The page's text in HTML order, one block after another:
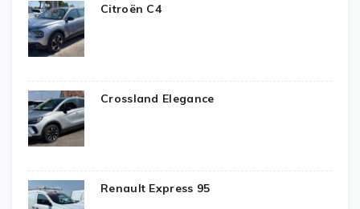
Citroën C4
Crossland Elegance
Renault Express 95